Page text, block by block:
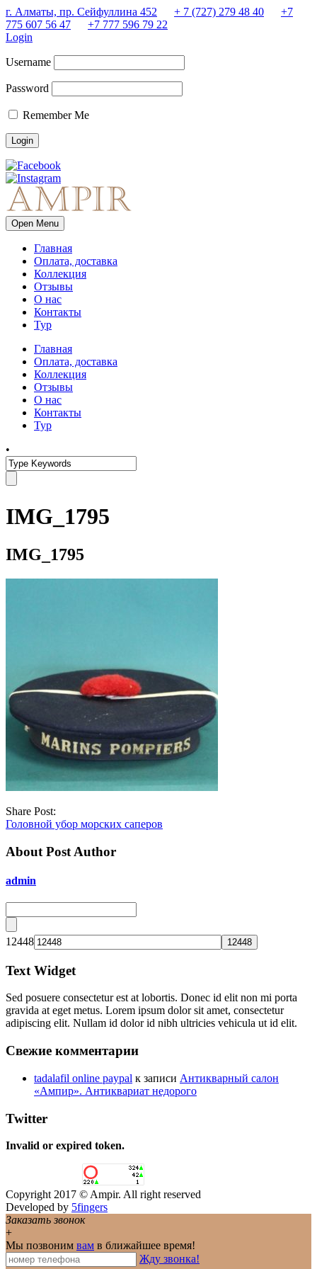
г. Алматы, пр. Сейфуллина 452 + 7 (727) 279 48 40
+7
775 607 56 47
+7 777 596 79 22
Login
Username
Password
Remember Me
Open Menu
Главная
Оплата, доставка
Коллекция
Отзывы
О нас
Контакты
Тур
Главная
Оплата, доставка
Коллекция
Отзывы
О нас
Контакты
Тур
•
IMG_1795
IMG_1795
Share Post:
Головной убор морских саперов
About Post Author
admin
12448
Text Widget
Sed posuere consectetur est at lobortis. Donec id elit non mi porta
gravida at eget metus. Lorem ipsum dolor sit amet, consectetur
adipiscing elit. Nullam id dolor id nibh ultricies vehicula ut id elit.
Свежие комментарии
tadalafil online paypal к записи Антикварный салон
«Ампир». Антиквариат недорого
Twitter
Invalid or expired token.
Copyright 2017 © Ampir. All right reserved
Developed by 5fingers
Заказать звонок
+
Мы позвоним вам в ближайшее время!
Жду звонка!